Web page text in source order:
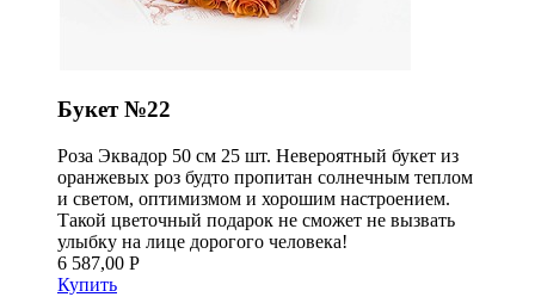
Букет №22
Роза Эквадор 50 см 25 шт. Невероятный букет из
оранжевых роз будто пропитан солнечным теплом
и светом, оптимизмом и хорошим настроением.
Такой цветочный подарок не сможет не вызвать
улыбку на лице дорогого человека!
6 587,00 Р
Купить